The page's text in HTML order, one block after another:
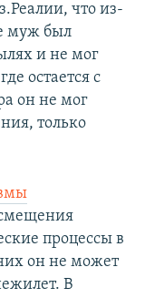
что из-
муж был
и не мог
остается с
он не мог
только
процессы в
он не может
В